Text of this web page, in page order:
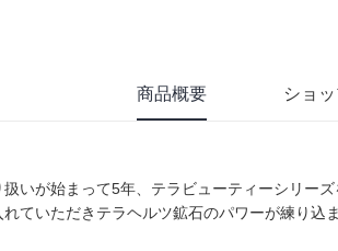
商品概要 ショ
いが始まって5年、テラビューティーシリー
ていただきテラヘルツ鉱石のパワーが練り